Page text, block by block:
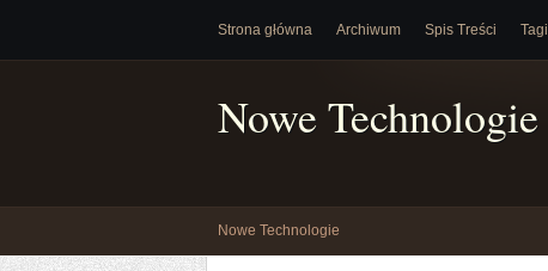
Strona główna Archiwum Spis Treści Tagi
Nowe Technologie
Nowe Technologie